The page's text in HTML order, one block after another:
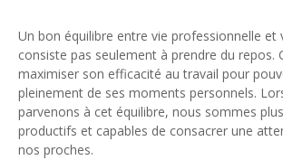
Un bon équilibre entre vie professionnelle et
consiste pas seulement à prendre du repos.
maximiser son efficacité au travail pour
pleinement de ses moments personnels.
parvenons à cet équilibre, nous sommes
productifs et capables de consacrer une
nos proches.